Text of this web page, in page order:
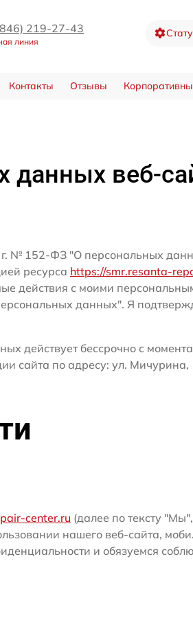
219-27-43
линия
Контакты Отзывы
данных веб-
г. № 152-ФЗ "О персональных
ресурса https://smr.resanta-
действия с моими
данных". Я
действует бессрочно с
сайта по адресу: ул.
center.ru (далее по тексту
нашего веб-сайта,
и обязуемся